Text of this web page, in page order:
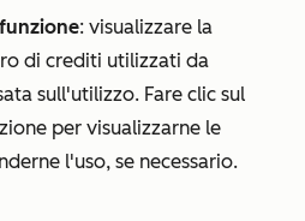
: visualizzare la
di crediti utilizzati da
sull'utilizzo. Fare clic sul
per visualizzarne le
l'uso, se necessario.